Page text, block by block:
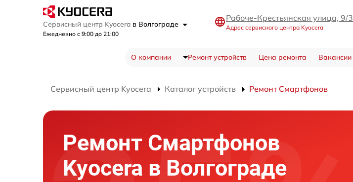
Сервисный центр Kyocera в Волгограде
Ежедневно с 9:00 до 21:00
Рабоче-Крестьянская улица, 9/3
Адрес сервисного центра Kyocera
О компании Ремонт устройств Цена ремонта Вакансии
Сервисный центр Kyocera Каталог устройств Ремонт Смартфонов
Ремонт Смартфонов
Kyocera в Волгограде